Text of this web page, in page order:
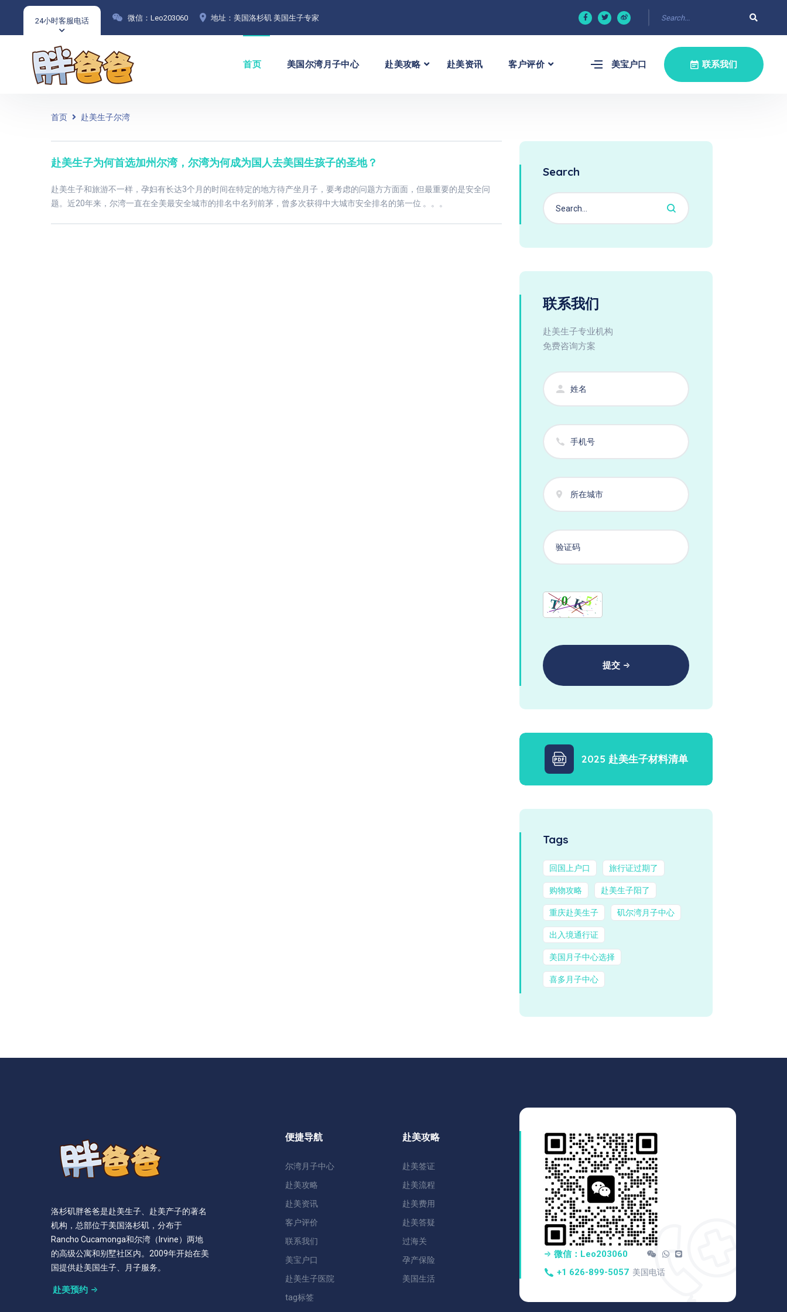
24小时客服电话 微信：Leo203060 地址：美国洛杉矶 美国生子专家
首页 美国尔湾月子中心 赴美攻略 赴美资讯 客户评价 美宝户口 联系我们
首页 赴美生子尔湾
赴美生子为何首选加州尔湾，尔湾为何成为国人去美国生孩子的圣地？
赴美生子和旅游不一样，孕妇有长达3个月的时间在特定的地方待产坐月子，要考虑的问题方方面面，但最重要的是安全问
题。近20年来，尔湾一直在全美最安全城市的排名中名列前茅，曾多次获得中大城市安全排名的第一位 。。。
Search
联系我们
赴美生子专业机构
免费咨询方案
提交
2025 赴美生子材料清单
Tags
回国上户口 旅行证过期了
购物攻略 赴美生子阳了
重庆赴美生子 矶尔湾月子中心
出入境通行证
美国月子中心选择
喜多月子中心
洛杉矶胖爸爸是赴美生子、赴美产子的著名
机构，总部位于美国洛杉矶，分布于
Rancho Cucamonga和尔湾（Irvine）两地
的高级公寓和别墅社区内。2009年开始在美
国提供赴美国生子、月子服务。
赴美预约
便捷导航
尔湾月子中心
赴美攻略
赴美资讯
客户评价
联系我们
美宝户口
赴美生子医院
tag标签
赴美攻略
赴美签证
赴美流程
赴美费用
赴美答疑
过海关
孕产保险
美国生活
微信：Leo203060
+1 626-899-5057 美国电话